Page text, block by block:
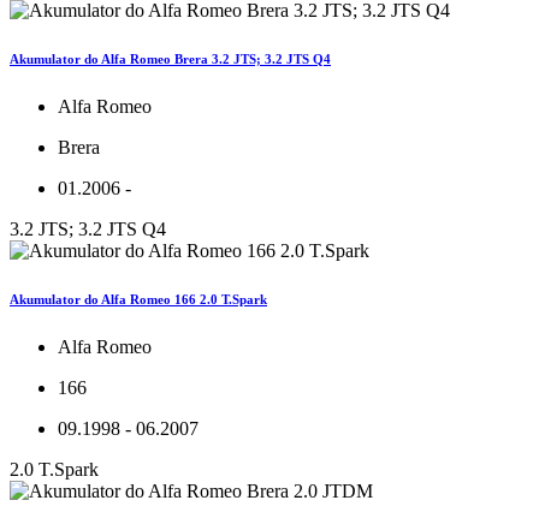
Akumulator do Alfa Romeo Brera 3.2 JTS; 3.2 JTS Q4
Alfa Romeo
Brera
01.2006 -
3.2 JTS; 3.2 JTS Q4
Akumulator do Alfa Romeo 166 2.0 T.Spark
Alfa Romeo
166
09.1998 - 06.2007
2.0 T.Spark